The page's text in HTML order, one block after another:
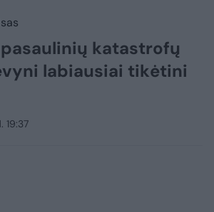
katastrofų
labiausiai tikėtini
19:37